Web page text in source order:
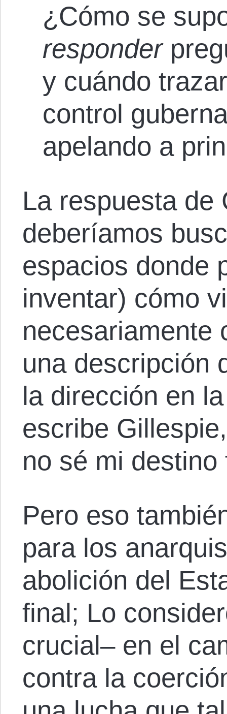
¿Cómo se
responder
y cuándo
control
apelando a
La respuesta de
deberíamos
espacios donde
inventar) cómo
necesariamente
una descripción
la dirección en
escribe
no sé mi destino
Pero eso
para los
abolición del
final; Lo
crucial– en el
contra la